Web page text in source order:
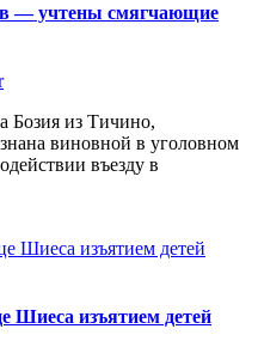
— учтены смягчающие
Бозия из Тичино,
виновной в уголовном
въезду в
Шиеса изъятием детей